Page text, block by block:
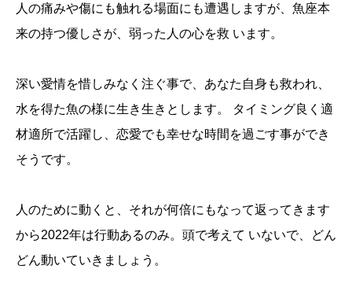
人の痛みや傷にも触れる場面にも遭遇しますが、魚座本
来の持つ優しさが、弱った人の心を救 います。
深い愛情を惜しみなく注ぐ事で、あなた自身も救われ、
水を得た魚の様に生き生きとします。 タイミング良く適
材適所で活躍し、恋愛でも幸せな時間を過ごす事ができ
そうです。
人のために動くと、それが何倍にもなって返ってきます
から2022年は行動あるのみ。頭で考えて いないで、どん
どん動いていきましょう。